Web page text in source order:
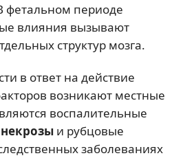
фетальном периоде
влияния вызывают
структур мозга.
в ответ на действие
возникают местные
воспалительные
некрозы и рубцовые
заболеваниях